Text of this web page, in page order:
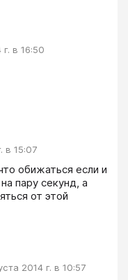
в 16:50
в 15:07
обижаться если и
пару секунд, а
от этой
2014 г. в 10:57